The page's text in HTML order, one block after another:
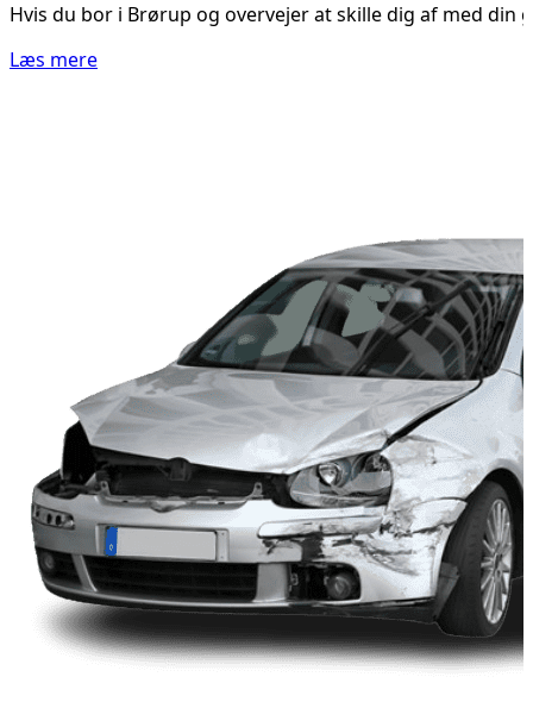
Hvis du bor i Brørup og overvejer at skille dig af med
Læs mere